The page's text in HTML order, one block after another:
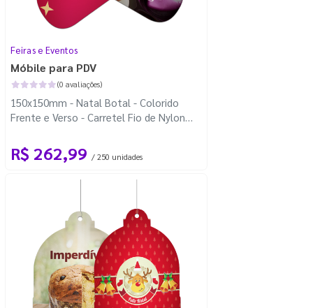
Feiras e Eventos
Móbile para PDV
(0 avaliações)
150x150mm - Natal Botal - Colorido
Frente e Verso - Carretel Fio de Nylon
R$ 262,99 / 250 unidades